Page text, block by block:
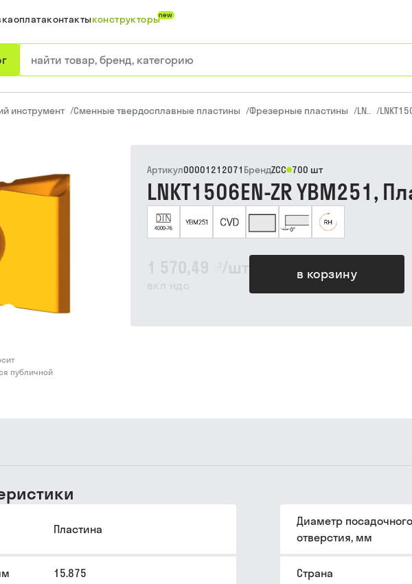
оплатаконтактыконструкторыnew
инструмент /Сменные твердосплавные пластины /Фрезерные пластины /LN.. /
публичной
1 570,49 ₽ /шт
вкл ндс
в корзину
Артикул00001212071 БрендZCC 700 шт
LNKT1506EN-ZR YBM251,
Пластина
Диаметр посадочного
отверстия, мм
15.875 Страна